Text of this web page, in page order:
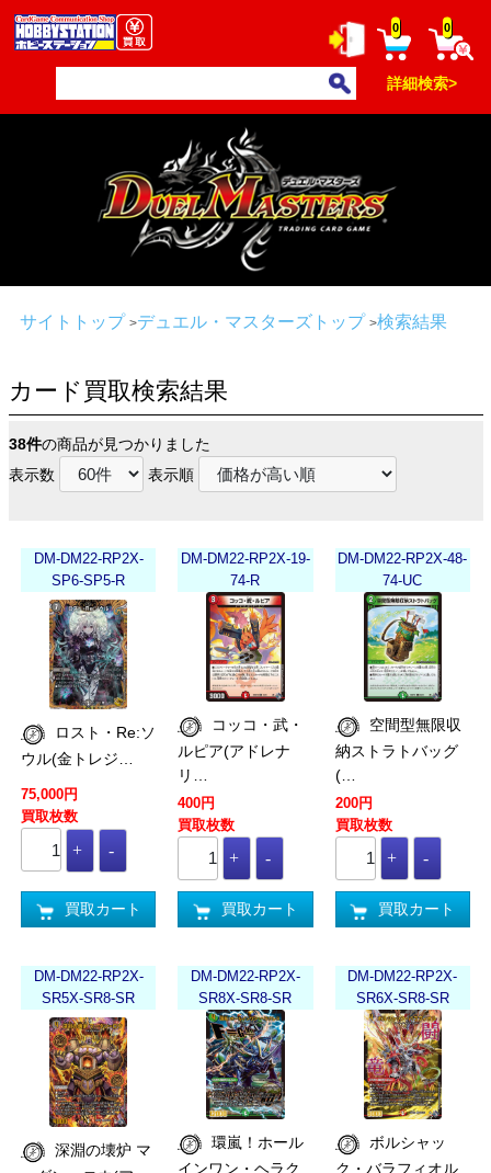
0 0
詳細検索>
サイトトップ デュエル・マスターズトップ 検索結果
カード買取検索結果
38件の商品が見つかりました
表示数
表示順
DM-DM22-RP2X-
SP6-SP5-R
ウル(金トレジ…
75,000円
買取枚数
買取カート
DM-DM22-RP2X-19-
74-R
ルピア(アドレナ
リ…
400円
買取枚数
買取カート
DM-DM22-RP2X-48-
74-UC
納ストラトバッグ
(…
200円
買取枚数
買取カート
DM-DM22-RP2X-
SR5X-SR8-SR
DM-DM22-RP2X-
SR8X-SR8-SR
環嵐！ホール
インワン・ヘラク
DM-DM22-RP2X-
SR6X-SR8-SR
ク・バラフィオル